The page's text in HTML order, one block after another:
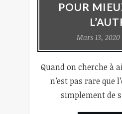
POUR
Mars 13, 2020
Quand on cherche à
n’est pas rare que
simplement de